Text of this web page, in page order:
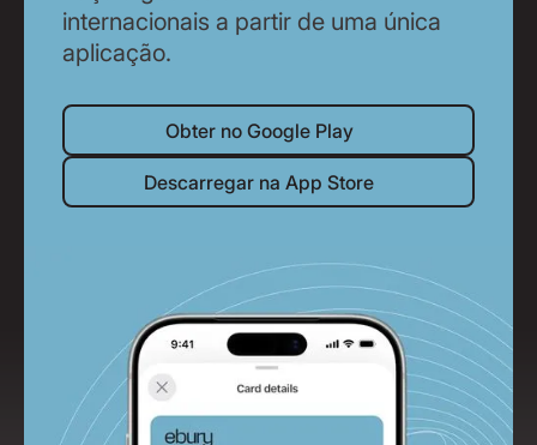
internacionais a partir de uma única
aplicação.
Obter no Google Play
Obter no Google Play
Descarregar na App Store
Descarregar na App Store